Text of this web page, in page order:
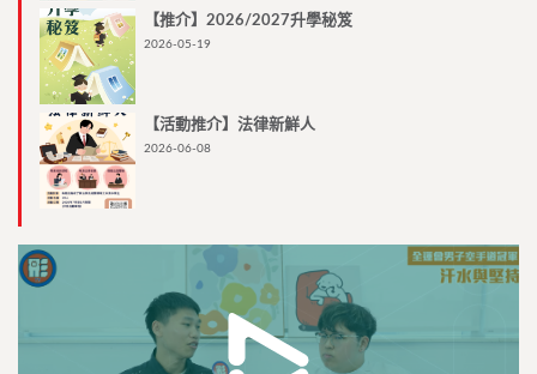
【推介】2026/2027升學秘笈
2026-05-19
【活動推介】法律新鮮人
2026-06-08